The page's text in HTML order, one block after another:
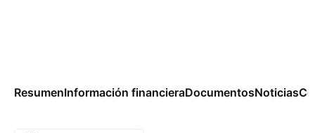
ResumenInformación financieraDocumentosNoticias